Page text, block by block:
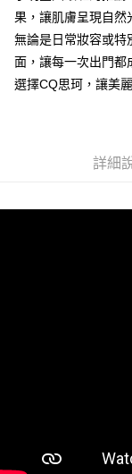
每筆NT$85，滿
宅配
每筆NT$85，滿
果，讓肌膚呈現自然
無論是日常妝容或特
面，讓每一次出門都
選擇CQ思珂，讓美
詳細